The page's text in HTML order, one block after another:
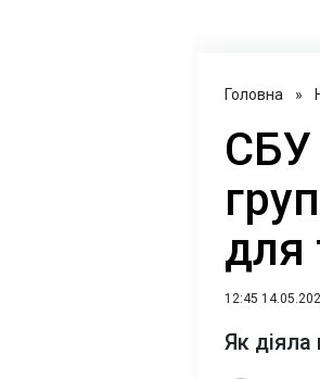
Головна »
СБУ
для
12:45
Як